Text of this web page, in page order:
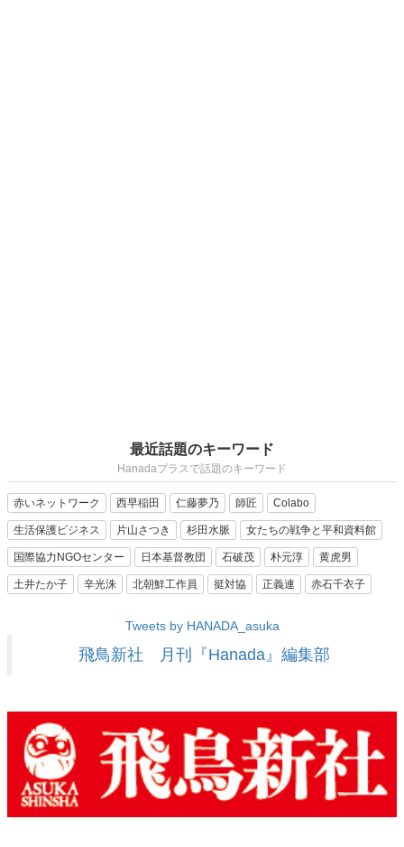
最近話題のキーワード
Hanadaプラスで話題のキーワード
赤いネットワーク 西早稲田 仁藤夢乃 師匠 Colabo
生活保護ビジネス 片山さつき 杉田水脈 女たちの戦争と平和資料館
国際協力NGOセンター 日本基督教団 石破茂 朴元淳 黄虎男
土井たか子 辛光洙 北朝鮮工作員 挺対協 正義連 赤石千衣子
Tweets by HANADA_asuka
飛鳥新社 月刊『Hanada』編集部